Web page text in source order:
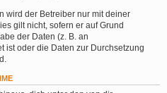
wird der Betreiber nur mit deiner
gilt nicht, sofern er auf Grund
der Daten (z. B. an
ist oder die Daten zur Durchsetzung